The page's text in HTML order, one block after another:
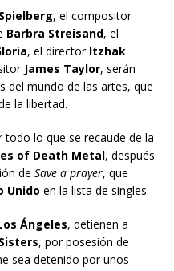
, el compositor
Barbra Streisand, el
, el directorItzhak
James Taylor, serán
del mundo de las artes, que
la libertad.
todo lo que se recaude de la
of Death Metal, después
de Save a prayer, que
Unido en la lista de singles.
Ángeles, detienen a
, por posesión de
sea detenido por unos